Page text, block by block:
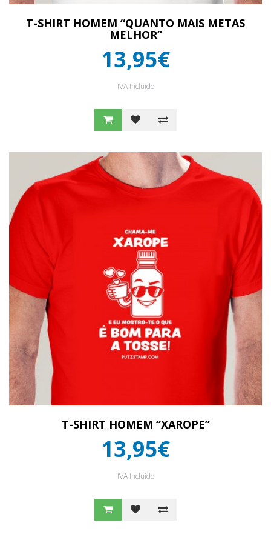
T-SHIRT HOMEM “QUANTO MAIS METAS
MELHOR”
13,95€
IVA Incluído
T-SHIRT HOMEM “XAROPE”
13,95€
IVA Incluído